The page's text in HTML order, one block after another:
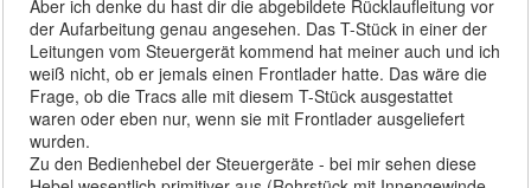
Aber ich denke du hast dir die abgebildete Rücklaufleitung vor
der Aufarbeitung genau angesehen. Das T-Stück in einer der
Leitungen vom Steuergerät kommend hat meiner auch und ich
weiß nicht, ob er jemals einen Frontlader hatte. Das wäre die
Frage, ob die Tracs alle mit diesem T-Stück ausgestattet
waren oder eben nur, wenn sie mit Frontlader ausgeliefert
wurden.
Zu den Bedienhebel der Steuergeräte - bei mir sehen diese